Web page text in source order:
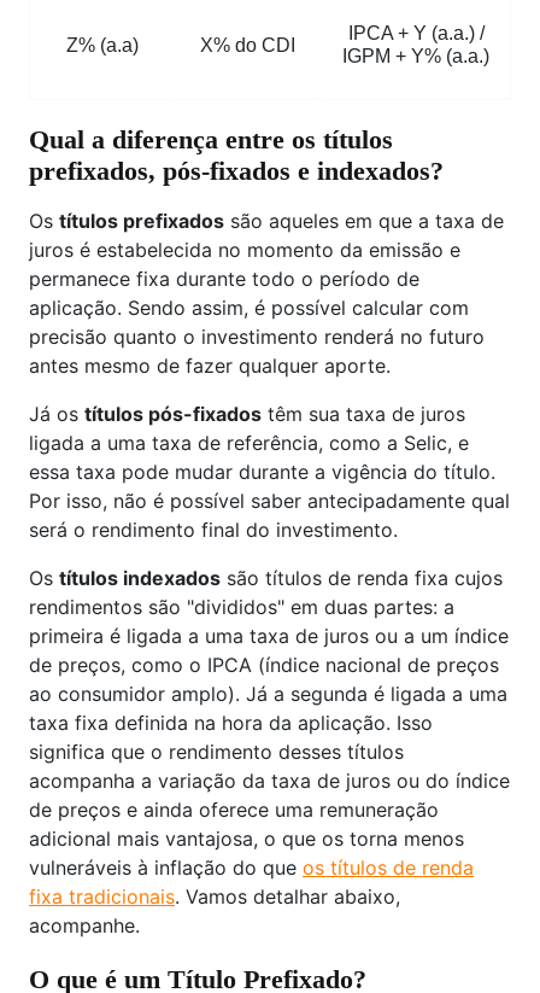
Z% (a.a) X% do CDI
IPCA + Y (a.a.) /
IGPM + Y% (a.a.)
Qual a diferença entre os títulos
prefixados, pós-fixados e indexados?
Os títulos prefixados são aqueles em que a taxa de
juros é estabelecida no momento da emissão e
permanece fixa durante todo o período de
aplicação. Sendo assim, é possível calcular com
precisão quanto o investimento renderá no futuro
antes mesmo de fazer qualquer aporte.
Já os títulos pós-fixados têm sua taxa de juros
ligada a uma taxa de referência, como a Selic, e
essa taxa pode mudar durante a vigência do título.
Por isso, não é possível saber antecipadamente qual
será o rendimento final do investimento.
Os títulos indexados são títulos de renda fixa cujos
rendimentos são "divididos" em duas partes: a
primeira é ligada a uma taxa de juros ou a um índice
de preços, como o IPCA (índice nacional de preços
ao consumidor amplo). Já a segunda é ligada a uma
taxa fixa definida na hora da aplicação. Isso
significa que o rendimento desses títulos
acompanha a variação da taxa de juros ou do índice
de preços e ainda oferece uma remuneração
adicional mais vantajosa, o que os torna menos
vulneráveis à inflação do que os títulos de renda
fixa tradicionais. Vamos detalhar abaixo,
acompanhe.
O que é um Título Prefixado?